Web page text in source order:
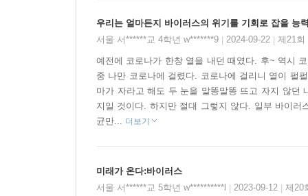
바이러스는 지구상에서 사라지지 않을 것이다.
그렇다면 바이러스는 인류의 영원한 적일까, 아
에이즈 바이러스…… 심지어 광견병 바이러스에
그 어떤 전쟁이나 자연 재해보다 더 많은 사람
가지고 있지 않을뿐더러, 자기에게 딱 맞는 세
바이러스가 미래 과학 시리즈의 주인공이 될 수
찾아냈기 때문이다. 많은 과학자들이 실험실
우리는 얼마든지 바이러스의 위기를 기회로 잡을 능
서울 서******교 4학년 w*******9
2024-09-22 제21회
예전에 코로나가 한창 열을 내던 때였다. 후~ 역시
중 나만 코로나에 걸렸다. 코로나에 걸리니 열이 펄
마가 자라고 해도 두 눈을 말똥말똥 뜨고 자지 않던
지일 것이다. 하지만 절대 그렇지 않다. 일부 바이
균만... 더보기
미래가 온다:바이러스
서울 서******교 5학년 w**********l
2023-09-12 제20